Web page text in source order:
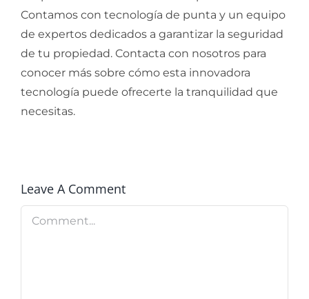
Contamos con tecnología de punta y un equipo
de expertos dedicados a garantizar la seguridad
de tu propiedad. Contacta con nosotros para
conocer más sobre cómo esta innovadora
tecnología puede ofrecerte la tranquilidad que
necesitas.
Leave A Comment
Comment